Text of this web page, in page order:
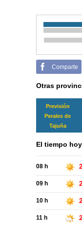
Comparte
Otras
Previsión
Perales de
Tajuña
El tiempo hoy
08 h
09 h
10 h
11 h